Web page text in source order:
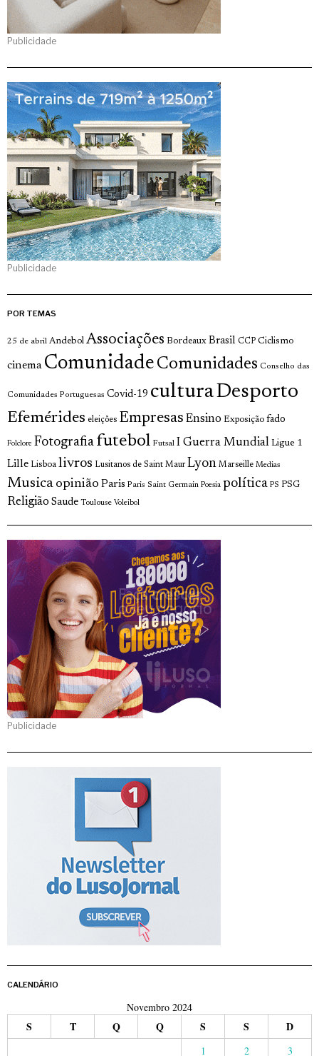
Publicidade
Publicidade
POR TEMAS
25 de abril Andebol Associações Bordeaux Brasil CCP Ciclismo
cinema Comunidade Comunidades Conselho das
Comunidades Portuguesas Covid-19 culturaDesporto
Efemérides eleições Empresas Ensino Exposição fado
Folclore Fotografia futebol Futsal I Guerra Mundial Ligue 1
Lille Lisboa livros Lusitanos de Saint Maur Lyon Marseille Medias
Musica opinião Paris Paris Saint Germain Poesia política PS PSG
Religião Saude Toulouse Voleibol
Publicidade
CALENDÁRIO
Novembro 2024
S T Q Q S S D
1 2 3